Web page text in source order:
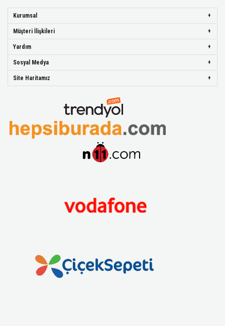
Kurumsal
Müşteri İlişkileri
Yardım
Sosyal Medya
Site Haritamız